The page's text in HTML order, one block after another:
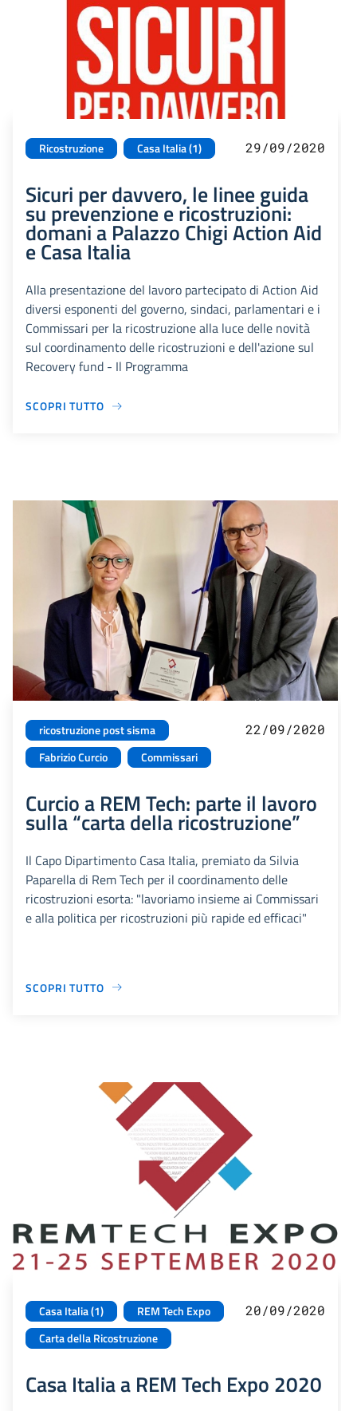
Ricostruzione Casa Italia (1) 29/09/2020
Sicuri per davvero, le linee guida
su prevenzione e ricostruzioni:
domani a Palazzo Chigi Action Aid
e Casa Italia
Alla presentazione del lavoro partecipato di Action Aid
diversi esponenti del governo, sindaci, parlamentari e i
Commissari per la ricostruzione alla luce delle novità
sul coordinamento delle ricostruzioni e dell'azione sul
Recovery fund - Il Programma
SCOPRI TUTTO
ricostruzione post sisma
Fabrizio Curcio
Commissari
22/09/2020
Curcio a REM Tech: parte il lavoro
sulla “carta della ricostruzione”
Il Capo Dipartimento Casa Italia, premiato da Silvia
Paparella di Rem Tech per il coordinamento delle
ricostruzioni esorta: "lavoriamo insieme ai Commissari
e alla politica per ricostruzioni più rapide ed efficaci"
SCOPRI TUTTO
Casa Italia (1)
REM Tech Expo
Carta della Ricostruzione
20/09/2020
Casa Italia a REM Tech Expo 2020